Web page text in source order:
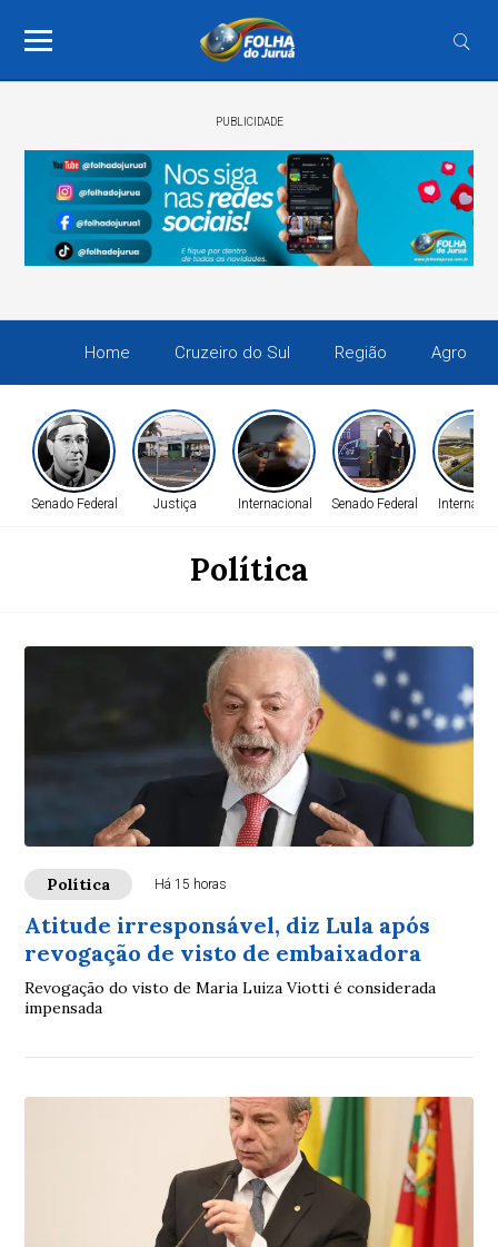
PUBLICIDADE
Home Cruzeiro do Sul Região Agro
Senado Federal Justiça Internacional Senado Federal
Política
Política Há 15 horas
Atitude irresponsável, diz Lula após
revogação de visto de embaixadora
Revogação do visto de Maria Luiza Viotti é considerada
impensada